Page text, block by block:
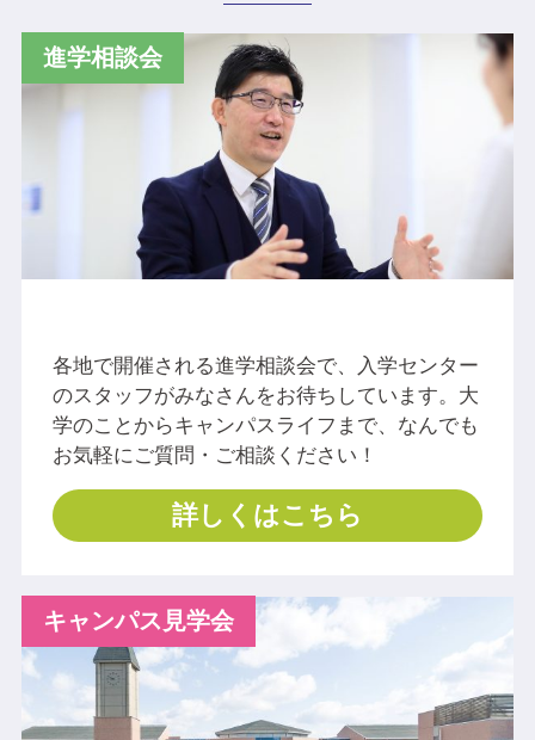
各地で開催される進学相談会で、入学センター
のスタッフがみなさんをお待ちしています。大
学のことからキャンパスライフまで、なんでも
お気軽にご質問・ご相談ください！
詳しくはこちら
進学相談会
キャンパス見学会